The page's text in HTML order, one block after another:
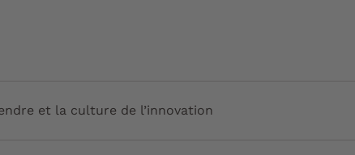
et la culture de l’innovation